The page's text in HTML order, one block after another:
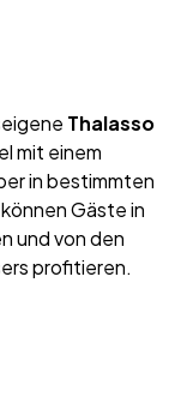
Thalasso
mit einem
in bestimmten
Gäste in
und von den
profitieren.